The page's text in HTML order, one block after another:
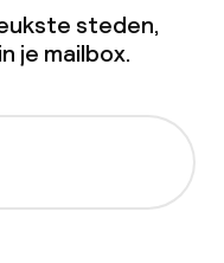
steden,
je mailbox.